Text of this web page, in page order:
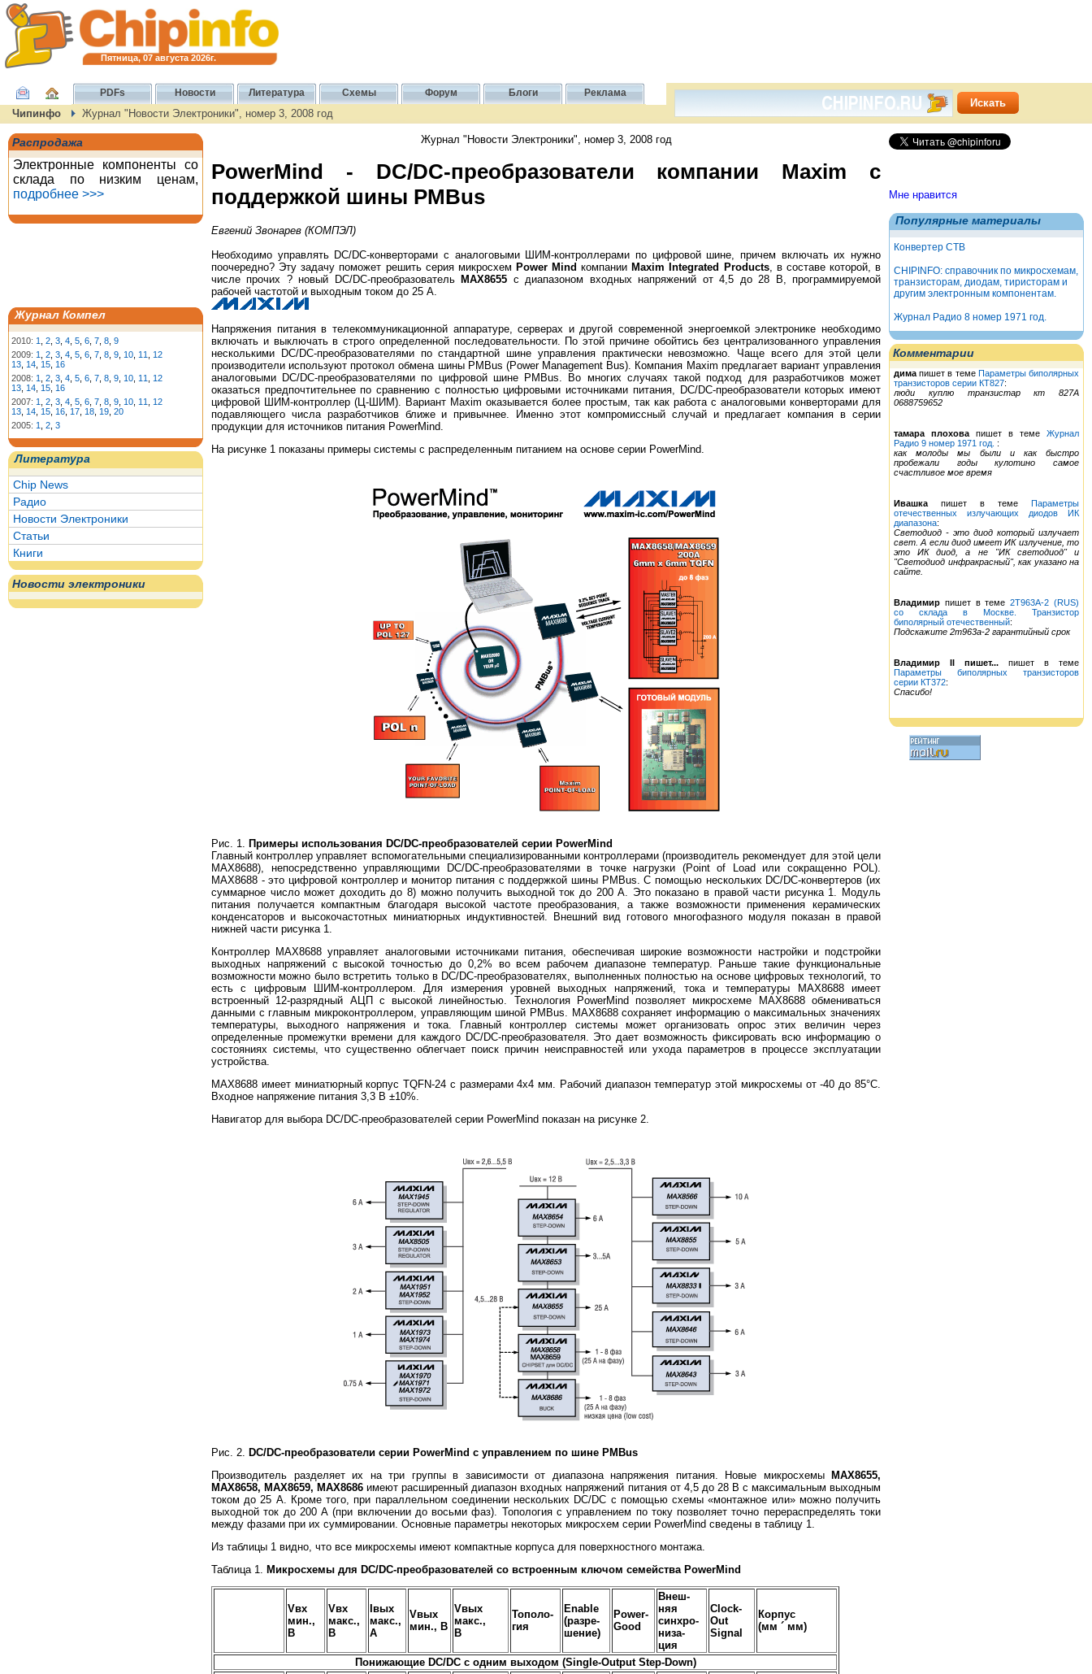
Пятница, 07 августа 2026г.
PDFs Новости Литература Схемы Форум Блоги Реклама
Чипинфо Журнал "Новости Электроники", номер 3, 2008 год
Распродажа
Электронные компоненты со
склада по низким ценам,
подробнее >>>
Журнал Компел
2010: 1 2 3 4 5 6 7 8 9
2009: 1 2 3 4 5 6 7 8 9 10 11
12
13 14 15 16
2008: 1 2 3 4 5 6 7 8 9 10 11
12
13 14 15 16
2007: 1 2 3 4 5 6 7 8 9 10 11
12
13 14 15 16 17 18 19 20
2005: 1 2 3
Литература
Chip News
Радио
Новости Электроники
Статьи
Книги
Новости электроники
Мне нравится
Популярные материалы
Конвертер СТВ
CHIPINFO: справочник по микросхемам,
транзисторам, диодам, тиристорам и
другим электронным компонентам.
Журнал Радио 8 номер 1971 год.
Комментарии
дима пишет в теме Параметры биполярных
транзисторов серии КТ827:
люди куплю транзистар кт 827А
0688759652
тамара плохова пишет в теме Журнал
Радио 9 номер 1971 год. :
как молоды мы были и как быстро
пробежали годы кулотино самое
счастливое мое время
Ивашка пишет в теме Параметры
отечественных излучающих диодов ИК
диапазона:
Светодиод - это диод который излучает
свет. А если диод имеет ИК излучение, то
это ИК диод, а не "ИК светодиод" и
"Светодиод инфракрасный", как указано на
сайте.
Владимир пишет в теме2Т963А-2 (RUS)
со склада в Москве. Транзистор
биполярный отечественный:
Подскажите 2т963а-2 гарантийный срок
Владимир II пишет... пишет в теме
Параметры биполярных транзисторов
серии КТ372:
Спасибо!
Журнал "Новости Электроники", номер 3, 2008 год
PowerMind - DC/DC-преобразователи компании Maxim с
поддержкой шины PMBus
Евгений Звонарев (КОМПЭЛ)
Необходимо управлять DC/DC-конверторами с аналоговыми ШИМ-контроллерами по цифровой шине, причем включать их нужно
поочередно? Эту задачу поможет решить серия микросхем Power Mind компании Maxim Integrated Products, в составе которой, в
числе прочих ? новый DC/DC-преобразователь MAX8655 с диапазоном входных напряжений от 4,5 до 28 В, программируемой
рабочей частотой и выходным током до 25 А.
Напряжения питания в телекоммуникационной аппаратуре, серверах и другой современной энергоемкой электронике необходимо
включать и выключать в строго определенной последовательности. По этой причине обойтись без централизованного управления
несколькими DC/DC-преобразователями по стандартной шине управления практически невозможно. Чаще всего для этой цели
производители используют протокол обмена шины PMBus (Power Management Bus). Компания Maxim предлагает вариант управления
аналоговыми DC/DC-преобразователями по цифровой шине PMBus. Во многих случаях такой подход для разработчиков может
оказаться предпочтительнее по сравнению с полностью цифровыми источниками питания, DC/DC-преобразователи которых имеют
цифровой ШИМ-контроллер (Ц-ШИМ). Вариант Maxim оказывается более простым, так как работа с аналоговыми конверторами для
подавляющего числа разработчиков ближе и привычнее. Именно этот компромиссный случай и предлагает компания в серии
продукции для источников питания PowerMind.
На рисунке 1 показаны примеры системы с распределенным питанием на основе серии PowerMind.
Рис. 1.
Примеры использования DC/DC-преобразователей серии PowerMind
Главный контроллер управляет вспомогательными специализированными контроллерами (производитель рекомендует для этой цели
MAX8688), непосредственно управляющими DC/DC-преобразователями в точке нагрузки (Point of Load или сокращенно POL).
MAX8688 - это цифровой контроллер и монитор питания с поддержкой шины PMBus. С помощью нескольких DC/DC-конвертеров (их
суммарное число может доходить до 8) можно получить выходной ток до 200 А. Это показано в правой части рисунка 1. Модуль
питания получается компактным благодаря высокой частоте преобразования, а также возможности применения керамических
конденсаторов и высокочастотных миниатюрных индуктивностей. Внешний вид готового многофазного модуля показан в правой
нижней части рисунка 1.
Контроллер MAX8688 управляет аналоговыми источниками питания, обеспечивая широкие возможности настройки и подстройки
выходных напряжений с высокой точностью до 0,2% во всем рабочем диапазоне температур. Раньше такие функциональные
возможности можно было встретить только в DC/DC-преобразователях, выполненных полностью на основе цифровых технологий, то
есть с цифровым ШИМ-контроллером. Для измерения уровней выходных напряжений, тока и температуры MAX8688 имеет
встроенный 12-разрядный АЦП с высокой линейностью. Технология PowerMind позволяет микросхеме MAX8688 обмениваться
данными с главным микроконтроллером, управляющим шиной PMBus. MAX8688 сохраняет информацию о максимальных значениях
температуры, выходного напряжения и тока. Главный контроллер системы может организовать опрос этих величин через
определенные промежутки времени для каждого DC/DC-преобразователя. Это дает возможность фиксировать всю информацию о
состояниях системы, что существенно облегчает поиск причин неисправностей или ухода параметров в процессе эксплуатации
устройства.
MAX8688 имеет миниатюрный корпус TQFN-24 с размерами 4х4 мм. Рабочий диапазон температур этой микросхемы от -40 до 85°С.
Входное напряжение питания 3,3 В ±10%.
Навигатор для выбора DC/DC-преобразователей серии PowerMind показан на рисунке 2.
Рис. 2.
DC/DC-преобразователи серии PowerMind с управлением по шине PMBus
Производитель разделяет их на три группы в зависимости от диапазона напряжения питания. Новые микросхемы
MAX8655,
MAX8658, MAX8659, MAX8686 имеют расширенный диапазон входных напряжений питания от 4,5 до 28 В с максимальным выходным
током до 25 А. Кроме того, при параллельном соединении нескольких DC/DC с помощью схемы «монтажное или» можно получить
выходной ток до 200 А (при включении до восьми фаз). Топология с управлением по току позволяет точно перераспределять токи
между фазами при их суммировании. Основные параметры некоторых микросхем серии PowerMind сведены в таблицу 1.
Из таблицы 1 видно, что все микросхемы имеют компактные корпуса для поверхностного монтажа.
Таблица 1.
Микросхемы для DC/DC-преобразователей со встроенным ключом семейства PowerMind
Vвх
мин.,
В
Vвх
макс.,
В
Iвых
макс.,
А
Vвых
мин., В
Vвых
макс.,
В
Тополо-
гия
Enable
(разре-
шение)
Power-
Good
Внеш-
няя
синхро-
низа-
ция
Clock-
Out
Signal
Корпус
(мм ´ мм)
Понижающие DC/DC c одним выходом (Single-Output Step-Down)